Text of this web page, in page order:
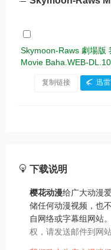
Skymoon-Raws 劇場版
Movie Baha.WEB-
复制链接 迅
下载说明
樱花动漫给广大动漫
储任何动漫视频，也
自网络或字幕组网站。
权，请发送邮件到网